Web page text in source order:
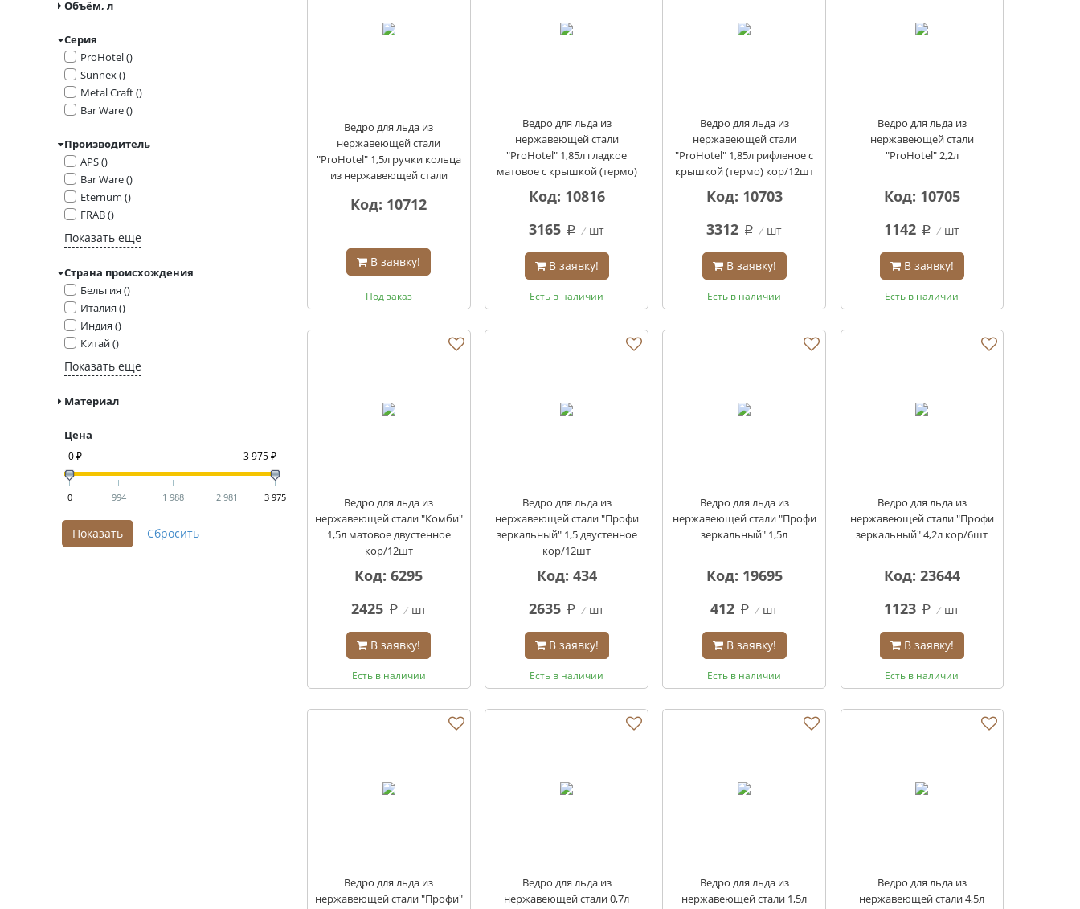
Объём, л
Серия
ProHotel ()
Sunnex ()
Metal Craft ()
Bar Ware ()
Производитель
APS ()
Bar Ware ()
Eternum ()
FRAB ()
Показать еще
Страна происхождения
Бельгия ()
Италия ()
Индия ()
Китай ()
Показать еще
Материал
Цена
0 994 1 988 2 981 3 975
0 ₽ 3 975 ₽
Ведро для льда из
нержавеющей стали
"ProHotel" 1,5л ручки кольца
из нержавеющей стали
Код: 10712
В заявку!
Под заказ
Ведро для льда из
нержавеющей стали
"ProHotel" 1,85л гладкое
матовое с крышкой (термо)
Код: 10816
3165 q шт
В заявку!
Есть в наличии
Ведро для льда из
нержавеющей стали
"ProHotel" 1,85л рифленое с
крышкой (термо) кор/12шт
Код: 10703
3312 q шт
В заявку!
Есть в наличии
Ведро для льда из
нержавеющей стали
"ProHotel" 2,2л
Код: 10705
1142 q шт
В заявку!
Есть в наличии
Ведро для льда из
нержавеющей стали "Комби"
1,5л матовое двустенное
кор/12шт
Код: 6295
2425 q шт
В заявку!
Есть в наличии
Ведро для льда из
нержавеющей стали "Профи
зеркальный" 1,5 двустенное
кор/12шт
Код: 434
2635 q шт
В заявку!
Есть в наличии
Ведро для льда из
нержавеющей стали "Профи
зеркальный" 1,5л
Код: 19695
412 q шт
В заявку!
Есть в наличии
Ведро для льда из
нержавеющей стали "Профи
зеркальный" 4,2л кор/6шт
Код: 23644
1123 q шт
В заявку!
Есть в наличии
Ведро для льда из
нержавеющей стали "Профи"
Ведро для льда из
нержавеющей стали 0,7л
Ведро для льда из
нержавеющей стали 1,5л
Ведро для льда из
нержавеющей стали 4,5л